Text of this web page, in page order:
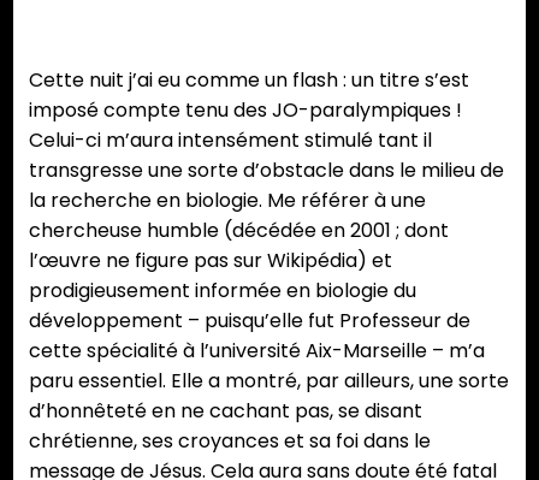
Cette nuit j’ai eu comme un flash : un titre s’est
imposé compte tenu des JO-paralympiques !
Celui-ci m’aura intensément stimulé tant il
transgresse une sorte d’obstacle dans le milieu de
la recherche en biologie. Me référer à une
chercheuse humble (décédée en 2001 ; dont
l’œuvre ne figure pas sur Wikipédia) et
prodigieusement informée en biologie du
développement – puisqu’elle fut Professeur de
cette spécialité à l’université Aix-Marseille – m’a
paru essentiel. Elle a montré, par ailleurs, une sorte
d’honnêteté en ne cachant pas, se disant
chrétienne, ses croyances et sa foi dans le
message de Jésus. Cela aura sans doute été fatal